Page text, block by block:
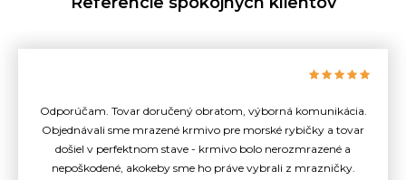
Odporúčam. Tovar doručený obratom, výborná komunikácia.
Objednávali sme mrazené krmivo pre morské rybičky a tovar
došiel v perfektnom stave - krmivo bolo nerozmrazené a
nepoškodené, akokeby sme ho práve vybrali z mrazničky.